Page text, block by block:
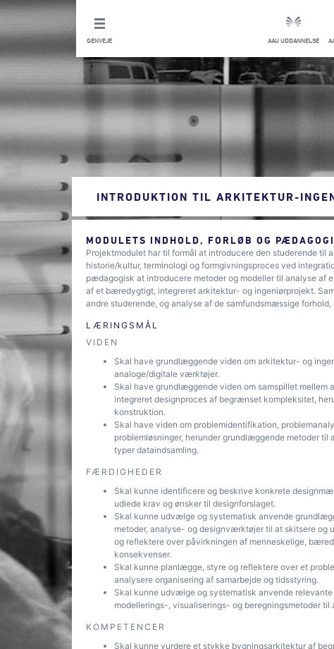
GENVEJE AAU UDDANNELSE
INTRODUKTION TIL ARKITEKTUR-
MODULETS INDHOLD, FORLØB OG
Projektmodulet har til formål at introducere den studerende til
historie/kultur, terminologi og formgivningsproces ved
pædagogisk at introducere metoder og modeller til analyse af
af et bæredygtigt, integreret arkitektur- og ingeniørprojekt.
andre studerende, og analyse af de samfundsmæssige
LÆRINGSMÅL
VIDEN
Skal have grundlæggende viden om arkitektur- og
analoge/digitale værktøjer.
Skal have grundlæggende viden om samspillet
integreret designproces af begrænset kompleksitet,
konstruktion.
Skal have viden om problemidentifikation,
problemløsninger, herunder grundlæggende metoder
typer dataindsamling.
FÆRDIGHEDER
Skal kunne identificere og beskrive konkrete
udlede krav og ønsker til designforslaget.
Skal kunne udvælge og systematisk anvende
metoder, analyse- og designværktøjer til at skitsere
og reflektere over påvirkningen af menneskelige,
konsekvenser.
Skal kunne planlægge, styre og reflektere over et
analysere organisering af samarbejde og tidsstyring.
Skal kunne udvælge og systematisk anvende
modellerings-, visualiserings- og beregningsmetoder
KOMPETENCER
Skal kunne vurdere et stykke bygningsarkitektur af